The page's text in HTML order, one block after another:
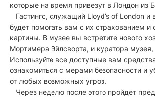
которые на время привезут в Лондон из
Гастингс, служащий Lloyd’s of London и
будет помогать вам с их страхованием и
картины. В музее вы встретите нового
Мортимера Эйлсворта, и куратора музея,
Используйте все доступные вам
ознакомиться с мерами безопасности и
от любых возможных угроз.
Через неделю после этого пройдет